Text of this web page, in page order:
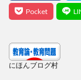
にほんブログ村